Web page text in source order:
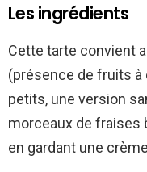
Les ingrédients
Cette tarte convient
(présence de fruits à
petits, une version
morceaux de fraises
en gardant une